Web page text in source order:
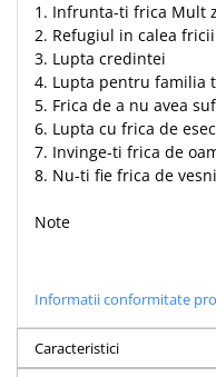
1. Infrunta-ti frica Mult
2. Refugiul in calea fricii
3. Lupta credintei
4. Lupta pentru familia
5. Frica de a nu avea
6. Lupta cu frica de esec
7. Invinge-ti frica de
8. Nu-ti fie frica de
Note
Informatii conformitate
Caracteristici